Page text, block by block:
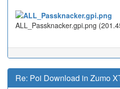
ALL_Passknacker.gpi.png
Re: Poi Download in Zumo